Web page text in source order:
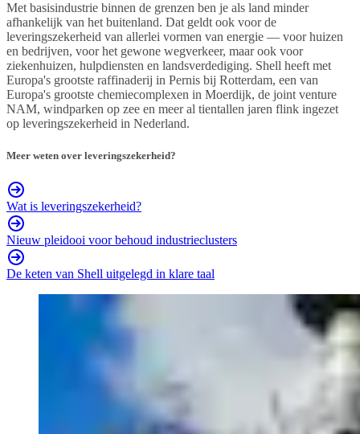
Met basisindustrie binnen de grenzen ben je als land minder
afhankelijk van het buitenland. Dat geldt ook voor de
leveringszekerheid van allerlei vormen van energie — voor huizen
en bedrijven, voor het gewone wegverkeer, maar ook voor
ziekenhuizen, hulpdiensten en landsverdediging. Shell heeft met
Europa's grootste raffinaderij in Pernis bij Rotterdam, een van
Europa's grootste chemiecomplexen in Moerdijk, de joint venture
NAM, windparken op zee en meer al tientallen jaren flink ingezet
op leveringszekerheid in Nederland.
Meer weten over leveringszekerheid?
Wat is leveringszekerheid?
Nieuw pleidooi voor behoud industrieclusters
De keten van Shell uitgelegd in klare taal